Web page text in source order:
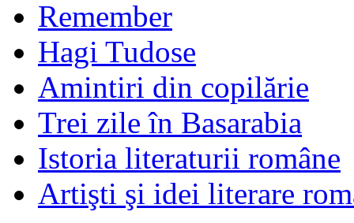
Remember
Hagi Tudose
Amintiri din copilărie
Trei zile în Basarabia
Istoria literaturii române
Artişti şi idei literare